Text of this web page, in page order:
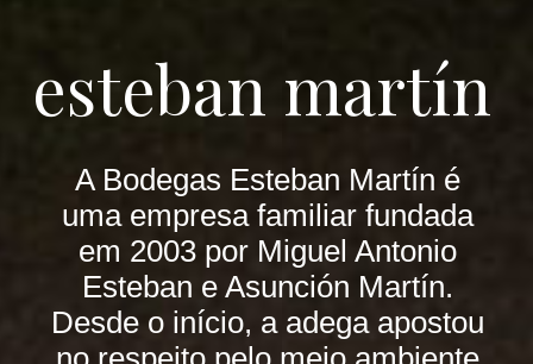
A Bodegas Esteban Martín é
uma empresa familiar fundada
em 2003 por Miguel Antonio
Esteban e Asunción Martín.
Desde o início, a adega apostou
esteban martín